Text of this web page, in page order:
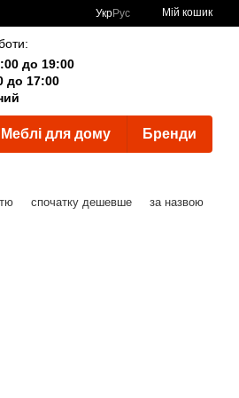
УкрРус Мій кошик
до 19:00
до 17:00
Меблі для дому Бренди
спочатку дешевше за назвою